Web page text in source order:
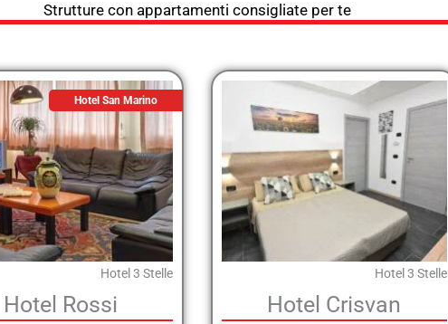
Strutture con appartamenti consigliate per te
Hotel San Marino
Hotel 3 Stelle
Hotel Rossi
Hotel 3 Stelle
Hotel Crisvan